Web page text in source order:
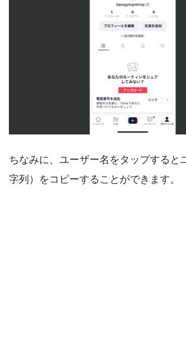
ちなみに、ユーザー名をタップすると
字列）をコピーすることができます。